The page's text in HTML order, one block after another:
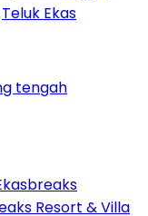
Teluk Ekas
Resort & Villa